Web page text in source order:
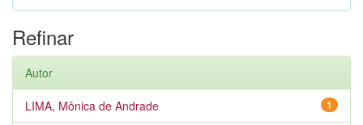
Refinar
Autor
1
LIMA, Mônica de Andrade